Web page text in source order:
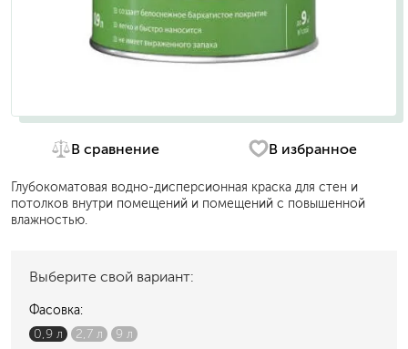
В сравнение В избранное
Глубокоматовая водно-дисперсионная краска для стен и
потолков внутри помещений и помещений с повышенной
влажностью.
Выберите свой вариант:
Фасовка:
0,9 л
2,7 л
9 л